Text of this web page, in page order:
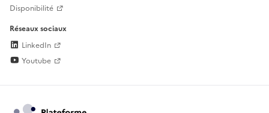
Disponibilité
Réseaux sociaux
LinkedIn
Youtube